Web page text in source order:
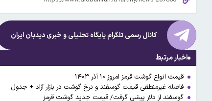
کانال رسمی تلگرام پایگاه تحلیلی و خبریدیدبان ایران
اخبار مرتبط
قیمت انواع گوشت قرمز امروز ۱۰ آذر ۱۴۰۳
فاصله غیرمنطقی قیمت گوسفند و نرخ گوشت در بازار آزاد + جدول
گوسفند از دلار پیشی گرفت/ قیمت جدید گوشت قرمز